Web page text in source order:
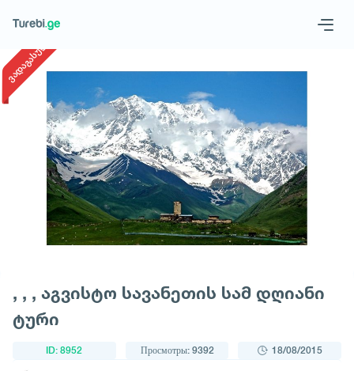
Запросить тур
ვადაგასული
, , , აგვისტო სავანეთის სამ დღიანი
ტური
ID: 8952 Просмотры: 9392 18/08/2015